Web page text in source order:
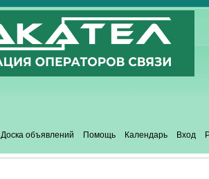
Доска объявлений Помощь Календарь Вход